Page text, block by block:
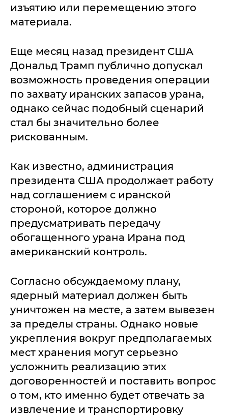
изъятию или перемещению этого
материала.
Еще месяц назад президент США
Дональд Трамп публично допускал
возможность проведения операции
по захвату иранских запасов урана,
однако сейчас подобный сценарий
стал бы значительно более
рискованным.
Как известно, администрация
президента США продолжает работу
над соглашением с иранской
стороной, которое должно
предусматривать передачу
обогащенного урана Ирана под
американский контроль.
Согласно обсуждаемому плану,
ядерный материал должен быть
уничтожен на месте, а затем вывезен
за пределы страны. Однако новые
укрепления вокруг предполагаемых
мест хранения могут серьезно
усложнить реализацию этих
договоренностей и поставить вопрос
о том, кто именно будет отвечать за
извлечение и транспортировку